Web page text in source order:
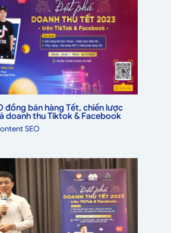
đồng bán hàng Tết, chiến lược
doanh thu Tiktok & Facebook
SEO